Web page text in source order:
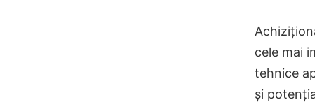
cele mai
tehnice
și